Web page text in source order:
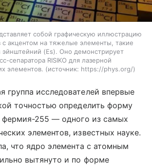
собой графическую иллюстрацию
с акцентом на тяжелые элементы, такие
эйнштейний (Es). Оно демонстрирует
сепаратора RISIKO для лазерной
элементов.
источник: https://phys.org/
группа исследователей впервые
точностью определить форму
фермия-255 — одного из самых
элементов, известных науке.
что ядро элемента с атомным
вытянуто и по форме